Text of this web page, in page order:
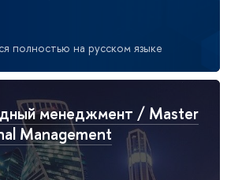
полностью на русском языке
менеджмент / Master
Management